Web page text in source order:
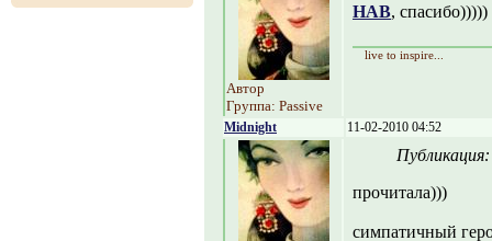
Автор
Группа: Passive
НАВ, спасибо)))))
live to inspire...
Midnight 11-02-2010 04:52
прочитала)))
симпатичный